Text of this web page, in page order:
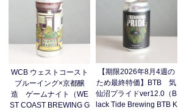
WCB ウェストコースト
ブルーイング×京都醸
造 ゲームナイト（WE
ST COAST BREWING G
【期限2026年8月4週の
ため最終特価】BTB 気
仙沼プライドver12.0（B
lack Tide Brewing BTB K